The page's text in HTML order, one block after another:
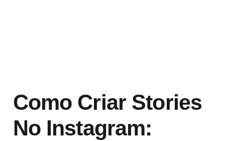
Como Criar Stories
No Instagram: